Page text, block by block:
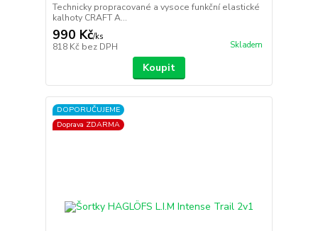
Technicky propracované a vysoce funkční elastické
kalhoty CRAFT A...
990 Kč/ks
818 Kč bez DPH Skladem
Koupit
DOPORUČUJEME
Doprava ZDARMA